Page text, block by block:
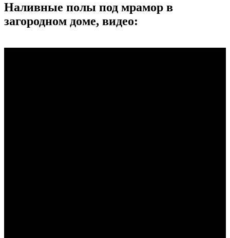
Наливные полы под мрамор в
загородном доме, видео: